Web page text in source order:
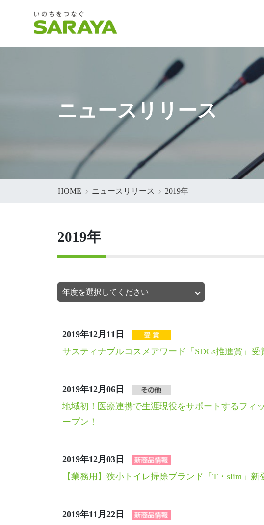
ニュースリリース
HOME ニュースリリース 2019年
2019年
2019年12月11日
サスティナブルコスメアワード「SDGs推進賞」受
2019年12月06日
地域初！医療連携で生涯現役をサポートするフィ
ープン！
2019年12月03日
【業務用】狭小トイレ掃除ブランド「T・slim」
2019年11月22日